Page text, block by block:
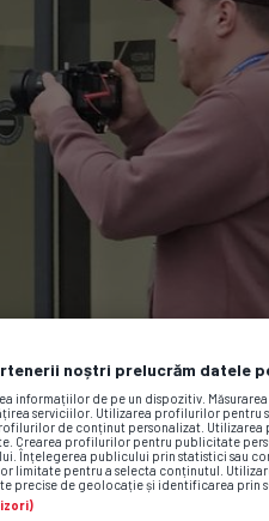
noștri prelucrăm datele
informațiilor de pe un dispozitiv.
serviciilor. Utilizarea profilurilor pentru
de conținut personalizat.
Crearea profilurilor pentru publicitate
Înțelegerea publicului prin statistici sau
limitate pentru a selecta conținutul.
precise de geolocație și identificarea prin